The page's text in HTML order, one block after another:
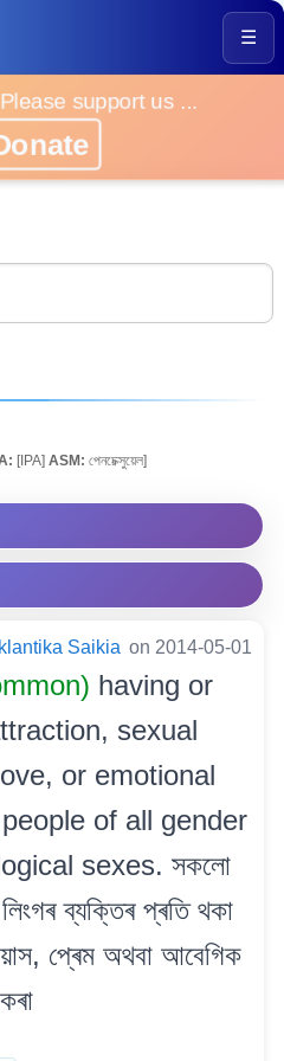
☰
support us ...
[IPA] ASM: পেনচেক্সুয়েল]
Saikia on 2014-05-01
having or
sexual
or emotional
of all gender
sexes. সকলো
ব্যক্তিৰ প্ৰতি থকা
প্ৰেম অথবা আবেগিক